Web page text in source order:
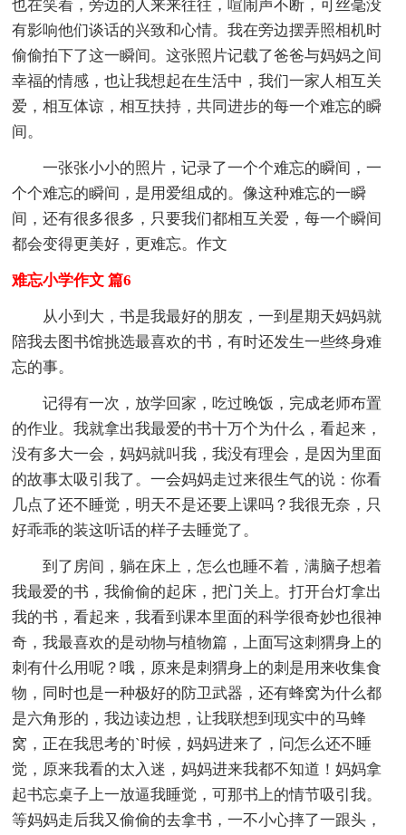
也在笑着，旁边的人来来往往，喧闹声不断，可丝毫没
有影响他们谈话的兴致和心情。我在旁边摆弄照相机时
偷偷拍下了这一瞬间。这张照片记载了爸爸与妈妈之间
幸福的情感，也让我想起在生活中，我们一家人相互关
爱，相互体谅，相互扶持，共同进步的每一个难忘的瞬
间。
一张张小小的照片，记录了一个个难忘的瞬间，一
个个难忘的瞬间，是用爱组成的。像这种难忘的一瞬
间，还有很多很多，只要我们都相互关爱，每一个瞬间
都会变得更美好，更难忘。作文
难忘小学作文 篇6
从小到大，书是我最好的朋友，一到星期天妈妈就
陪我去图书馆挑选最喜欢的书，有时还发生一些终身难
忘的事。
记得有一次，放学回家，吃过晚饭，完成老师布置
的作业。我就拿出我最爱的书十万个为什么，看起来，
没有多大一会，妈妈就叫我，我没有理会，是因为里面
的故事太吸引我了。一会妈妈走过来很生气的说：你看
几点了还不睡觉，明天不是还要上课吗？我很无奈，只
好乖乖的装这听话的样子去睡觉了。
到了房间，躺在床上，怎么也睡不着，满脑子想着
我最爱的书，我偷偷的起床，把门关上。打开台灯拿出
我的书，看起来，我看到课本里面的科学很奇妙也很神
奇，我最喜欢的是动物与植物篇，上面写这刺猬身上的
刺有什么用呢？哦，原来是刺猬身上的刺是用来收集食
物，同时也是一种极好的防卫武器，还有蜂窝为什么都
是六角形的，我边读边想，让我联想到现实中的马蜂
窝，正在我思考的`时候，妈妈进来了，问怎么还不睡
觉，原来我看的太入迷，妈妈进来我都不知道！妈妈拿
起书忘桌子上一放逼我睡觉，可那书上的情节吸引我。
等妈妈走后我又偷偷的去拿书，一不小心摔了一跟头，